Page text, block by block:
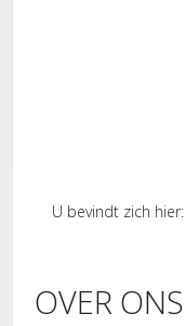
U bevindt zich hier:
OVER ONS